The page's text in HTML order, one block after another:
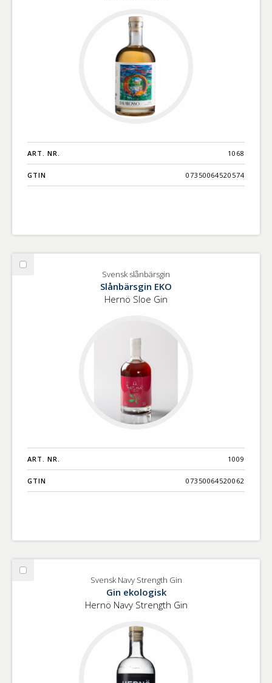
ART. NR. 1068
GTIN 07350064520574
Välj
Svensk slånbärsgin
Slånbärsgin EKO
Hernö Sloe Gin
ART. NR. 1009
GTIN 07350064520062
Välj
Svensk Navy Strength Gin
Gin ekologisk
Hernö Navy Strength Gin